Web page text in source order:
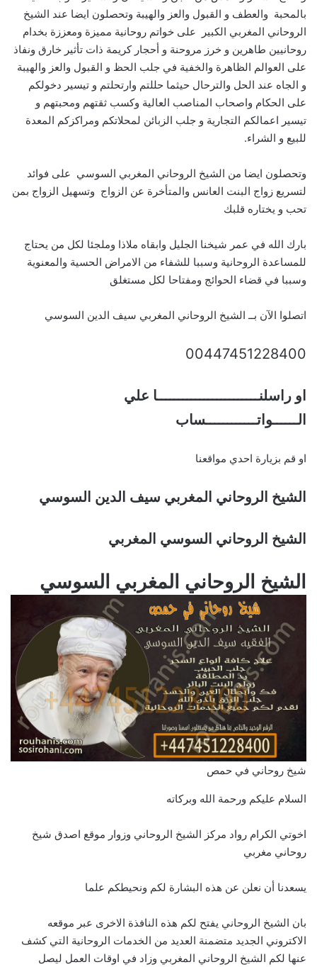
بالمحبة والعطف و القبول والعز والهيبة وتحصلون ايضا عند الشيخ
الروحاني المغربي الكبير على خواتم روحانية مميزة ومعززة بخدام
روحانيين طاهرين و خرز مروحنة و أحجار كريمة ذات تأثير خارق ونفاذ
على العوالم الظاهرة والخفية في جلب الحظ و القبول والعز والهيبة
و الجاه عند الحل والترحال حيثما حللتم وارتحلتم و تيسير دخولكم
على الحكام واصحاب المناصب العالية وكسب ثقتهم ومحبتهم و
تيسير اعمالكم التجارية و جلب الزبائن لمحلاتكم ومراكزكم المعدة
للبيع و الشراء.
وتحصلون ايضا من الشيخ الروحاني المغربي السوسي على فوائد
لتسريع زواج البنت العانس والمتأخرة عن الزواج وتسهيل الزواج بمن
تحب و يختاره قلبك
بارك الله في عمر شيخنا الجليل وابقاه ملاذا وملجئا لكل من يحتاج
للمساعدة الروحانية وسببا للشفاء من الامراض الحسية والمعنوية
وسببا في قضاء الحوائج ومفتاحا لكل مستغلق
اتصلوا الآن بــ الشيخ الروحاني المغربي سيف الدين السوسي
00447451228400
او راسلنــــــــــــــــــــــــا علي
الــــــواتــــــــــــساب
او قم بزيارة احدي مواقعنا
الشيخ الروحاني المغربي سيف الدين السوسي
الشيخ الروحاني السوسي المغربي
الشيخ الروحاني المغربي السوسي
شيخ روحاني في حمص
السلام عليكم ورحمة الله وبركاته
اخوتي الكرام رواد مركز الشيخ الروحاني وزوار موقع اصدق شيخ
روحاني مغربي
يسعدنا أن نعلن عن هذه البشارة لكم ونحيطكم علما
بان الشيخ الروحاني يفتح لكم هذه النافذة الاخرى عبر موقعه
الاكتروني الجديد متضمنة العديد من الخدمات الروحانية التي كشف
عنها لكم الشيخ الروحاني المغربي وزاد في اوقات العمل ليصل